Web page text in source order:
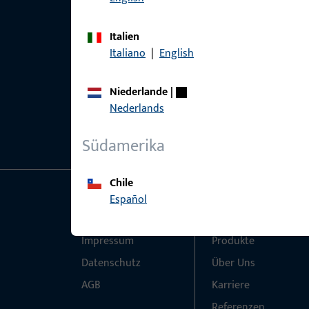
Italien
Italiano | English
Niederlande|
Nederlands
Südamerika
Chile
Español
Allgemeines
Impressum
Datenschutz
AGB
Produkte
Über Uns
Karriere